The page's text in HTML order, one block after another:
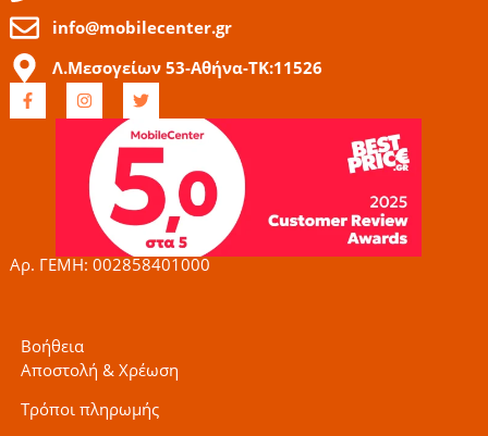
info@mobilecenter.gr
Λ.Μεσογείων 53-Αθήνα-ΤΚ:11526
F
a
c
I
n
s
g
r
a
m
T
w
t
t
e
r
Αρ. ΓΕΜΗ: 002858401000
Βοήθεια
Αποστολή & Χρέωση
Τρόποι πληρωμής